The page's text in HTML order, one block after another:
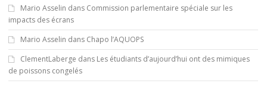
Mario Asselin dans Commission parlementaire spéciale sur les
impacts des écrans
Mario Asselin dans Chapo l’AQUOPS
ClementLaberge dans Les étudiants d’aujourd’hui ont des mimiques
de poissons congelés